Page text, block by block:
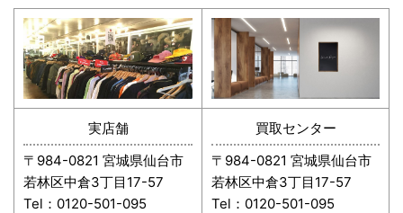
実店舗
〒984-0821 宮城県仙台市
若林区中倉3丁目17-57
Tel：0120-501-095
買取センター
〒984-0821 宮城県仙台市
若林区中倉3丁目17-57
Tel：0120-501-095